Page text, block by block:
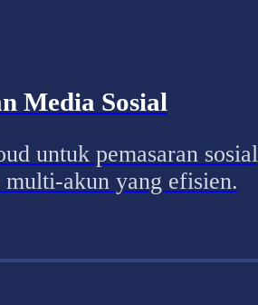
Media Sosial
untuk pemasaran
multi-akun yang efisien.